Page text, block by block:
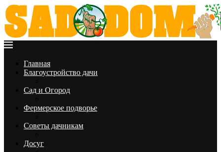
Главная
Благоустройство дачи
Сад и Огород
Фермерское подворье
Советы дачникам
Досуг